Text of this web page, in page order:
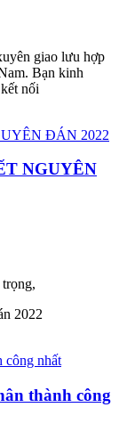
giao lưu hợp
Bạn kinh
nối
NGUYÊN
2022
thành công